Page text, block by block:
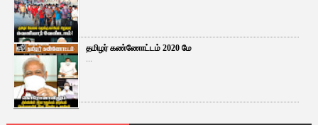
தமிழர் கண்ணோட்டம் 2020 மே
...